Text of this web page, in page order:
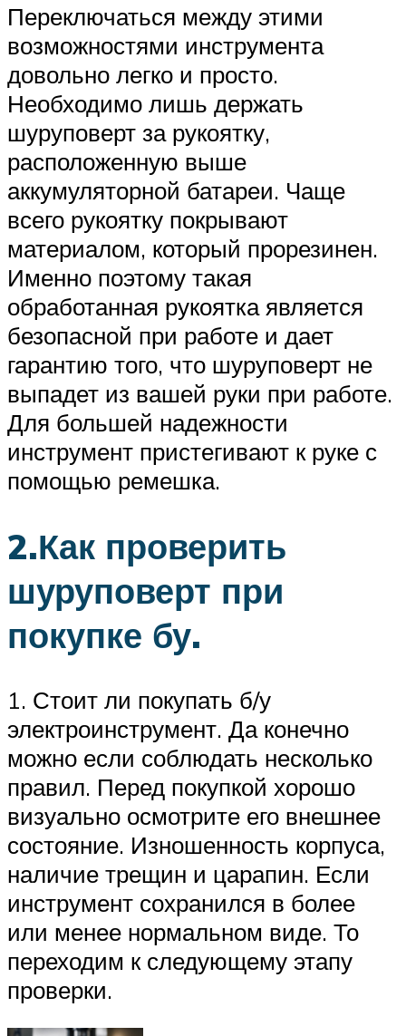
Переключаться между этими
возможностями инструмента
довольно легко и просто.
Необходимо лишь держать
шуруповерт за рукоятку,
расположенную выше
аккумуляторной батареи. Чаще
всего рукоятку покрывают
материалом, который прорезинен.
Именно поэтому такая
обработанная рукоятка является
безопасной при работе и дает
гарантию того, что шуруповерт не
выпадет из вашей руки при работе.
Для большей надежности
инструмент пристегивают к руке с
помощью ремешка.
2.Как проверить
шуруповерт при
покупке бу.
1. Стоит ли покупать б/у
электроинструмент. Да конечно
можно если соблюдать несколько
правил. Перед покупкой хорошо
визуально осмотрите его внешнее
состояние. Изношенность корпуса,
наличие трещин и царапин. Если
инструмент сохранился в более
или менее нормальном виде. То
переходим к следующему этапу
проверки.